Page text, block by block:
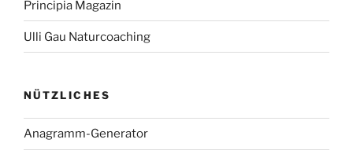
Principia Magazin
Ulli Gau Naturcoaching
NÜTZLICHES
Anagramm-Generator